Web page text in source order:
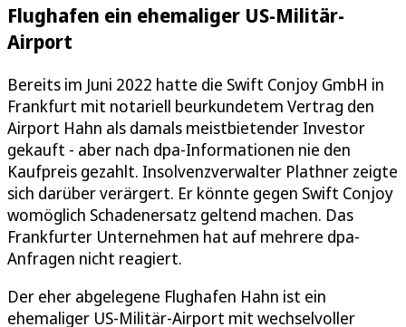
Flughafen ein ehemaliger US-Militär-
Airport
Bereits im Juni 2022 hatte die Swift Conjoy GmbH in
Frankfurt mit notariell beurkundetem Vertrag den
Airport Hahn als damals meistbietender Investor
gekauft - aber nach dpa-Informationen nie den
Kaufpreis gezahlt. Insolvenzverwalter Plathner zeigte
sich darüber verärgert. Er könnte gegen Swift Conjoy
womöglich Schadenersatz geltend machen. Das
Frankfurter Unternehmen hat auf mehrere dpa-
Anfragen nicht reagiert.
Der eher abgelegene Flughafen Hahn ist ein
ehemaliger US-Militär-Airport mit wechselvoller